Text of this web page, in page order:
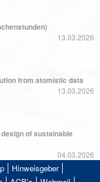
13.03.2026
from atomistic data
13.03.2026
of sustainable
04.03.2026
Hinweisgeber